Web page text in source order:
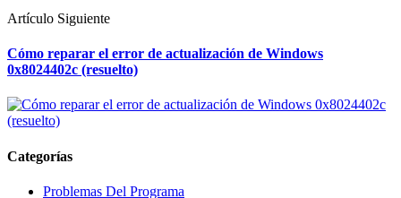
Artículo Siguiente
Cómo reparar el error de actualización de Windows
0x8024402c (resuelto)
Categorías
Problemas Del Programa